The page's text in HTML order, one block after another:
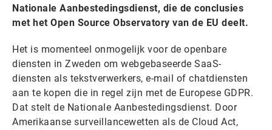
Nationale Aanbestedingsdienst, die de conclusies
met het Open Source Observatory van de EU deelt.
Het is momenteel onmogelijk voor de openbare
diensten in Zweden om webgebaseerde SaaS-
diensten als tekstverwerkers, e-mail of chatdiensten
aan te kopen die in regel zijn met de Europese GDPR.
Dat stelt de Nationale Aanbestedingsdienst. Door
Amerikaanse surveillancewetten als de Cloud Act,